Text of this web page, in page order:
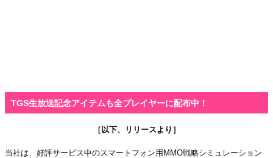
TGS生放送記念アイテムも全プレイヤーに配布中！
［以下、リリースより］
当社は、好評サービス中のスマートフォン用MMO戦略シミュレーション